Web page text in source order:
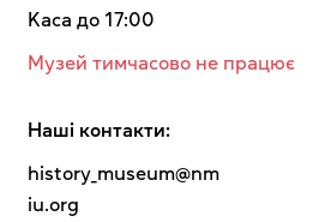
Kaca до 17:00
Музей тимчасово не працює
Наші контакти:
history_museum@nm
iu.org